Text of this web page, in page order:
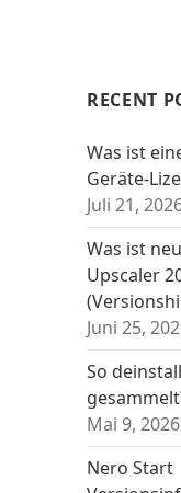
RECENT
Was ist
Geräte-
Juli 21,
Was ist
Upscaler
Juni 25,
So
Mai 9, 2026
Nero Start